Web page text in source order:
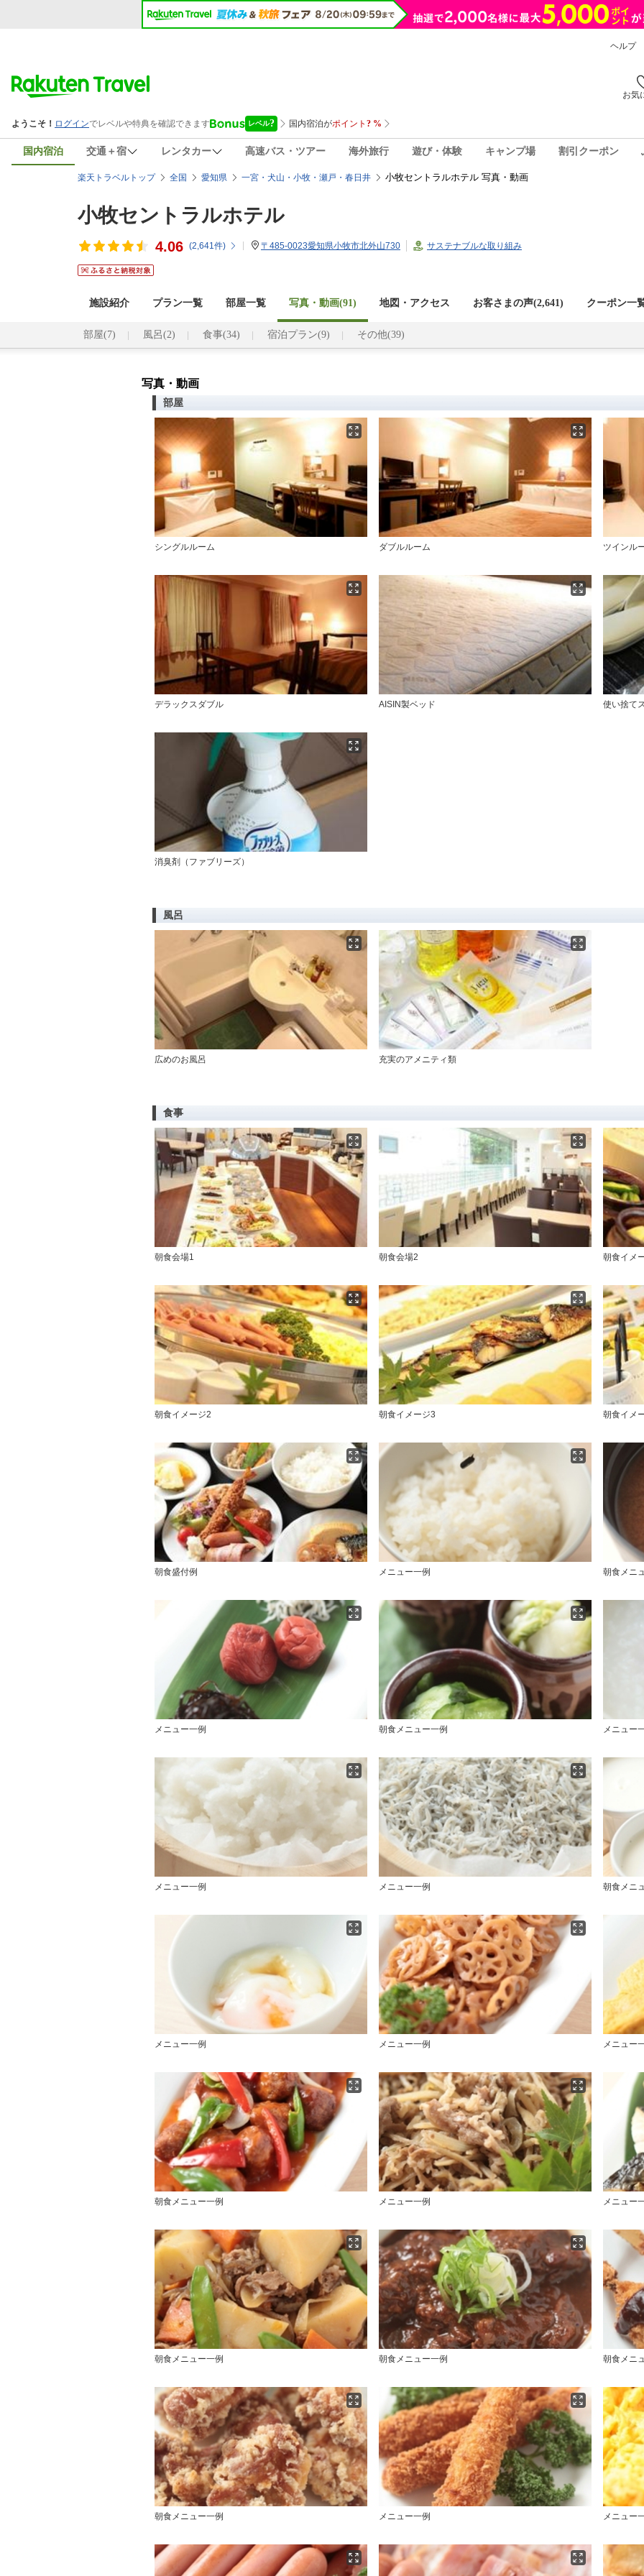
ヘルプ
お気
国内宿泊 交通＋宿 レンタカー 高速バス・ツアー 海外旅行 遊び・体験 キャンプ場 割引クーポン
楽天トラベルトップ 全国 愛知県 一宮・犬山・小牧・瀬戸・春日井 小牧セントラルホテル 写真・動画
小牧セントラルホテル
4.06 (2,641件) 〒485-0023愛知県小牧市北外山730 サステナブルな取り組み
施設紹介 プラン一覧 部屋一覧 写真・動画(91) 地図・アクセス お客さまの声(2,641) クーポン一
部屋(7) 風呂(2) 食事(34) 宿泊プラン(9) その他(39)
写真・動画
部屋
シングルルーム ダブルルーム ツインル
デラックスダブル AISIN製ベッド 使い捨て
消臭剤（ファブリーズ）
風呂
広めのお風呂 充実のアメニティ類
食事
朝食会場1 朝食会場2 朝食イメ
朝食イメージ2 朝食イメージ3 朝食イメ
朝食盛付例 メニュー一例 朝食メニ
メニュー一例 朝食メニュー一例 メニュー
メニュー一例 メニュー一例 朝食メニ
メニュー一例 メニュー一例 メニュー
朝食メニュー一例 メニュー一例 メニュー
朝食メニュー一例 朝食メニュー一例 朝食メニ
朝食メニュー一例 メニュー一例 メニュー